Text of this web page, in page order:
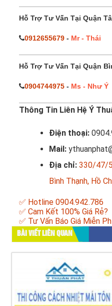
Hỗ Trợ Tư Vấn Tại Quận
0912655679 - Mr - Thái
Hỗ Trợ Tư Vấn Tại Quận
0904744975 - Ms - Như Ý
Thông Tin Liên Hệ Ý
Điện thoại:
Mail:
Địa chỉ: 330/47/5
Bình Thạnh, Hồ
✅ Hotline 0904.942.786
✅ Cam Kết 100% Giá Rẻ?
✅ Tư Vấn Báo Giá Miễn
BÀI VIẾT LIÊN QUAN